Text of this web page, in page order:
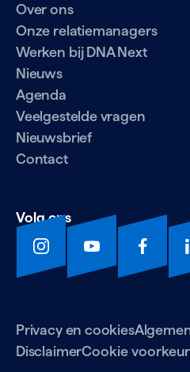
Over ons
Onze relatiemanagers
Werken bij DNA Next
Nieuws
Agenda
Veelgestelde vragen
Nieuwsbrief
Contact
Privacy en cookies
DisclaimerCookie
Volg ons